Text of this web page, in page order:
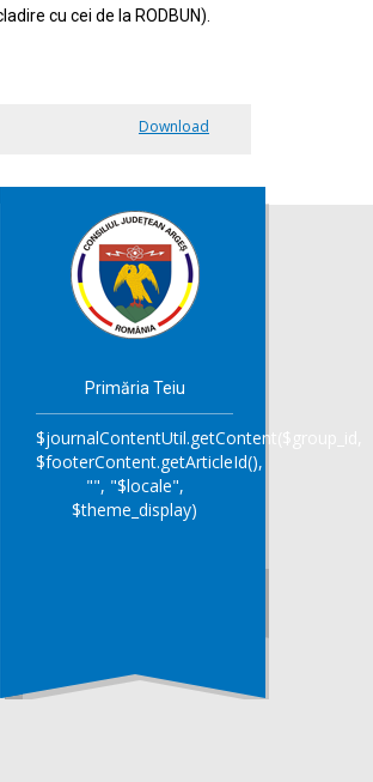
cu cei de la RODBUN).
Download
Primăria Teiu
$journalContentUtil.getContent($group_id,
$footerContent.getArticleId(),
"", "$locale",
$theme_display)